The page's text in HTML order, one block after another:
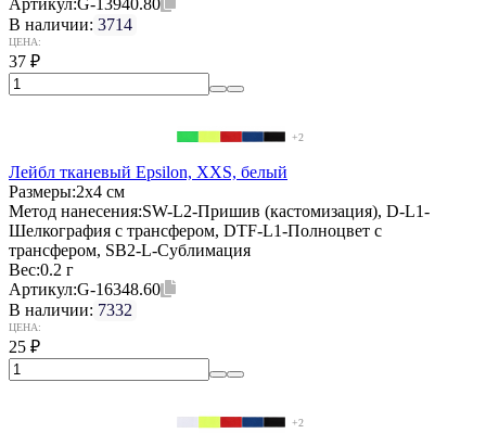
В наличии: 3714
ЦЕНА:
37 ₽
+2
Лейбл тканевый Epsilon, XXS, белый
Размеры:2х4 см
Метод нанесения:SW-L2-Пришив (кастомизация), D-L1-
Шелкография с трансфером, DTF-L1-Полноцвет с
трансфером, SB2-L-Сублимация
Вес:0.2 г
Артикул:G-16348.60
В наличии: 7332
ЦЕНА:
25 ₽
+2